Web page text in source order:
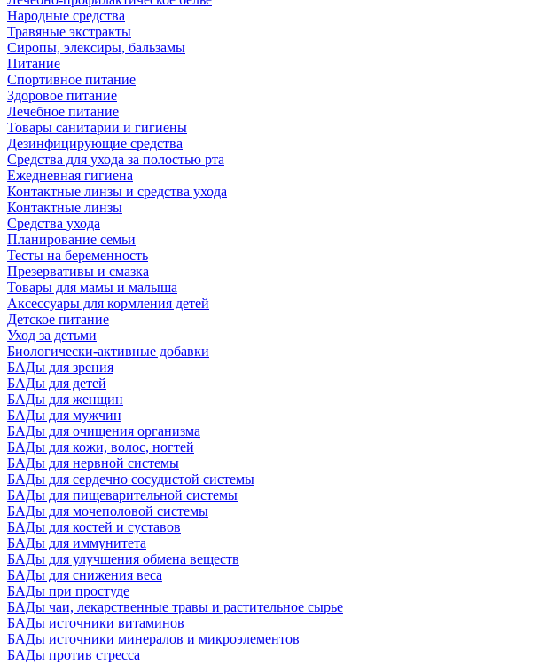
Народные средства
Травяные экстракты
Сиропы, элексиры, бальзамы
Питание
Спортивное питание
Здоровое питание
Лечебное питание
Товары санитарии и гигиены
Дезинфицирующие средства
Средства для ухода за полостью рта
Ежедневная гигиена
Контактные линзы и средства ухода
Контактные линзы
Средства ухода
Планирование семьи
Тесты на беременность
Презервативы и смазка
Товары для мамы и малыша
Аксессуары для кормления детей
Детское питание
Уход за детьми
Биологически-активные добавки
БАДы для зрения
БАДы для детей
БАДы для женщин
БАДы для мужчин
БАДы для очищения организма
БАДы для кожи, волос, ногтей
БАДы для нервной системы
БАДы для сердечно сосудистой системы
БАДы для пищеварительной системы
БАДы для мочеполовой системы
БАДы для костей и суставов
БАДы для иммунитета
БАДы для улучшения обмена веществ
БАДы для снижения веса
БАДы при простуде
БАДы чаи, лекарственные травы и растительное сырье
БАДы источники витаминов
БАДы источники минералов и микроэлементов
БАДы против стресса